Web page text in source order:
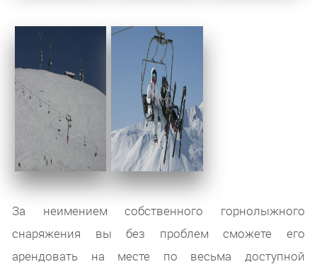
За неимением собственного горнолыжного
снаряжения вы без проблем сможете его
арендовать на месте по весьма доступной